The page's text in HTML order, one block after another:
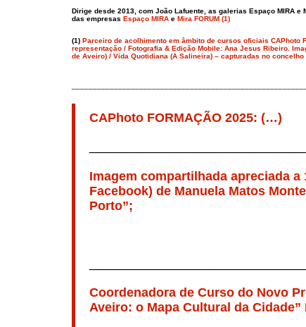
Dirige desde 2013, com João Lafuente, as galerias Espaço MIRA e
das empresas Espaço MIRA e Mira FORUM (1)
(1) Parceiro de acolhimento em âmbito de cursos oficiais CAPhoto
representação / Fotografia & Edição Mobile: Ana Jesus Ribeiro.
de Aveiro) / Vida Quotidiana (A Salineira) – capturadas no
CAPhoto FORMAÇÃO 2025: (…)
Imagem compartilhada apreciada
Facebook) de Manuela Matos
Porto”;
Coordenadora de Curso do Novo
Aveiro: o Mapa Cultural da Cidade”